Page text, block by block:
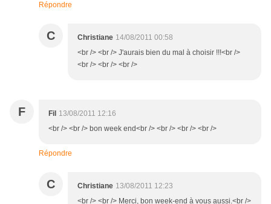
Répondre
C Christiane 14/08/2011 00:58
<br /> <br /> J'aurais bien du mal à choisir !!!<br />
<br /> <br /> <br />
F Fil 13/08/2011 12:16
<br /> <br /> bon week end<br /> <br /> <br /> <br />
Répondre
C Christiane 13/08/2011 12:23
<br /> <br /> Merci, bon week-end à vous aussi.<br />